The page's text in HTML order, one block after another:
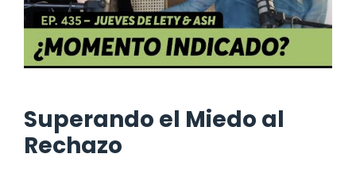
Superando el Miedo al
Rechazo